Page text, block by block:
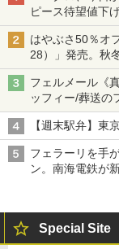
ピース待望値下
はやぶさ50％オ
28）」発売。秋
フェルメール《
ッフィー/葬送の
【週末駅弁】東
フェラーリを手
ン。南海電鉄が
Special Site